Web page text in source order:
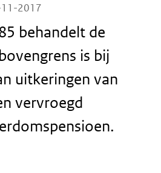
2017
behandelt de
is bij
uitkeringen van
vervroegd